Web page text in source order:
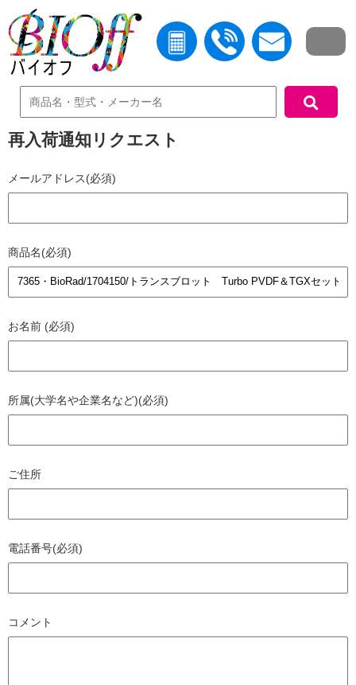
中古機器検索
再入荷通知リクエスト
メールアドレス(必須)
商品名(必須)
お名前 (必須)
所属(大学名や企業名など)(必須)
ご住所
電話番号(必須)
コメント